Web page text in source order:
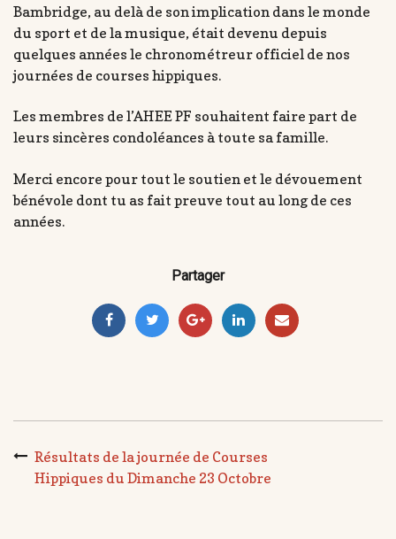
Bambridge, au delà de son implication dans le monde
du sport et de la musique, était devenu depuis
quelques années le chronométreur officiel de nos
journées de courses hippiques.
Les membres de l’AHEE PF souhaitent faire part de
leurs sincères condoléances à toute sa famille.
Merci encore pour tout le soutien et le dévouement
bénévole dont tu as fait preuve tout au long de ces
années.
Partager
Résultats de la journée de Courses
Hippiques du Dimanche 23 Octobre